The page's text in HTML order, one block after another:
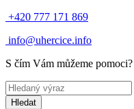
+420 777 171 869
info@uhercice.info
S čím Vám můžeme pomoci?
Hledat